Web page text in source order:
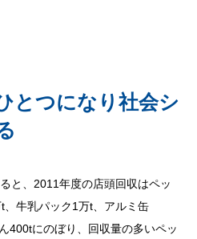
とつになり社会シ
と、2011年度の店頭回収はペッ
、牛乳パック1万t、アルミ缶
400tにのぼり、回収量の多いペッ